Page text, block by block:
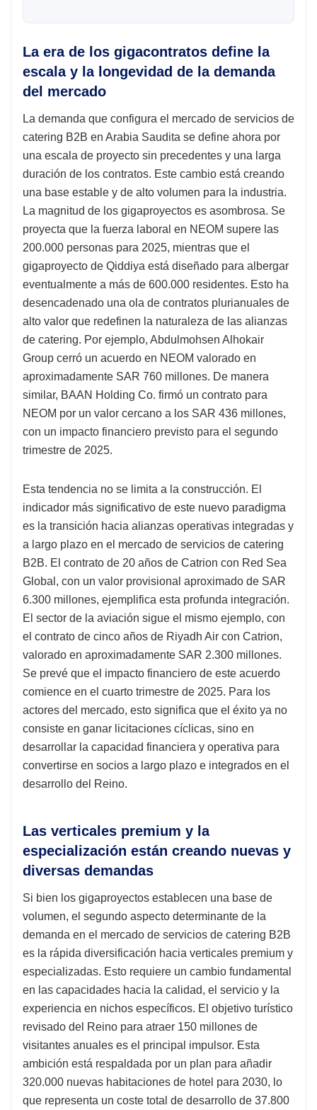
La era de los gigacontratos define la
escala y la longevidad de la demanda
del mercado
La demanda que configura el mercado de servicios de
catering B2B en Arabia Saudita se define ahora por
una escala de proyecto sin precedentes y una larga
duración de los contratos. Este cambio está creando
una base estable y de alto volumen para la industria.
La magnitud de los gigaproyectos es asombrosa. Se
proyecta que la fuerza laboral en NEOM supere las
200.000 personas para 2025, mientras que el
gigaproyecto de Qiddiya está diseñado para albergar
eventualmente a más de 600.000 residentes. Esto ha
desencadenado una ola de contratos plurianuales de
alto valor que redefinen la naturaleza de las alianzas
de catering. Por ejemplo, Abdulmohsen Alhokair
Group cerró un acuerdo en NEOM valorado en
aproximadamente SAR 760 millones. De manera
similar, BAAN Holding Co. firmó un contrato para
NEOM por un valor cercano a los SAR 436 millones,
con un impacto financiero previsto para el segundo
trimestre de 2025.
Esta tendencia no se limita a la construcción. El
indicador más significativo de este nuevo paradigma
es la transición hacia alianzas operativas integradas y
a largo plazo en el mercado de servicios de catering
B2B. El contrato de 20 años de Catrion con Red Sea
Global, con un valor provisional aproximado de SAR
6.300 millones, ejemplifica esta profunda integración.
El sector de la aviación sigue el mismo ejemplo, con
el contrato de cinco años de Riyadh Air con Catrion,
valorado en aproximadamente SAR 2.300 millones.
Se prevé que el impacto financiero de este acuerdo
comience en el cuarto trimestre de 2025. Para los
actores del mercado, esto significa que el éxito ya no
consiste en ganar licitaciones cíclicas, sino en
desarrollar la capacidad financiera y operativa para
convertirse en socios a largo plazo e integrados en el
desarrollo del Reino.
Las verticales premium y la
especialización están creando nuevas y
diversas demandas
Si bien los gigaproyectos establecen una base de
volumen, el segundo aspecto determinante de la
demanda en el mercado de servicios de catering B2B
es la rápida diversificación hacia verticales premium y
especializadas. Esto requiere un cambio fundamental
en las capacidades hacia la calidad, el servicio y la
experiencia en nichos específicos. El objetivo turístico
revisado del Reino para atraer 150 millones de
visitantes anuales es el principal impulsor. Esta
ambición está respaldada por un plan para añadir
320.000 nuevas habitaciones de hotel para 2030, lo
que representa un coste total de desarrollo de 37.800